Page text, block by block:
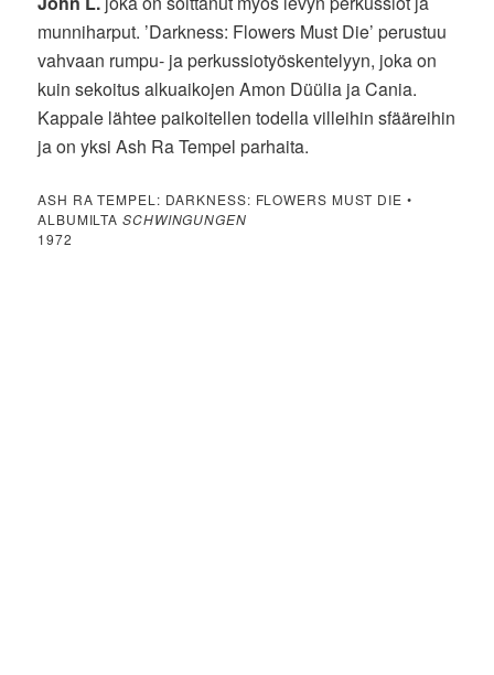
munniharput. ’Darkness: Flowers Must Die’ perustuu
vahvaan rumpu- ja perkussiotyöskentelyyn, joka on
kuin sekoitus alkuaikojen Amon Düülia ja Cania.
Kappale lähtee paikoitellen todella villeihin sfääreihin
ja on yksi Ash Ra Tempel parhaita.
ASH RA TEMPEL: DARKNESS: FLOWERS MUST DIE •
ALBUMILTASCHWINGUNGEN
1972